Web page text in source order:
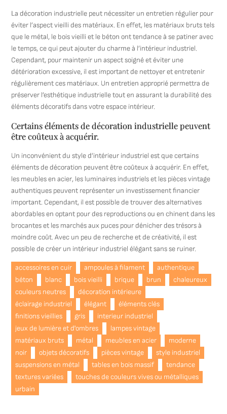
La décoration industrielle peut nécessiter un entretien régulier pour
éviter l’aspect vieilli des matériaux. En effet, les matériaux bruts tels
que le métal, le bois vieilli et le béton ont tendance à se patiner avec
le temps, ce qui peut ajouter du charme à l’intérieur industriel.
Cependant, pour maintenir un aspect soigné et éviter une
détérioration excessive, il est important de nettoyer et entretenir
régulièrement ces matériaux. Un entretien approprié permettra de
préserver l’esthétique industrielle tout en assurant la durabilité des
éléments décoratifs dans votre espace intérieur.
Certains éléments de décoration industrielle peuvent
être coûteux à acquérir.
Un inconvénient du style d’intérieur industriel est que certains
éléments de décoration peuvent être coûteux à acquérir. En effet,
les meubles en acier, les luminaires industriels et les pièces vintage
authentiques peuvent représenter un investissement financier
important. Cependant, il est possible de trouver des alternatives
abordables en optant pour des reproductions ou en chinent dans les
brocantes et les marchés aux puces pour dénicher des trésors à
moindre coût. Avec un peu de recherche et de créativité, il est
possible de créer un intérieur industriel élégant sans se ruiner.
accessoires en cuir ampoules à filament
authentique
béton
blanc bois vieilli brique brun
chaleureux
couleurs neutres
décoration intérieure
éclairage industriel
élégant
éléments clés
finitions vieillies
gris
interieur industriel
jeux de lumière et d'ombres
lampes vintage
matériaux bruts
métal meubles en acier
moderne
noir
objets décoratifs pièces vintage
style industriel
suspensions en métal
tables en bois massif
tendance
textures variées
touches de couleurs vives ou métalliques
urbain